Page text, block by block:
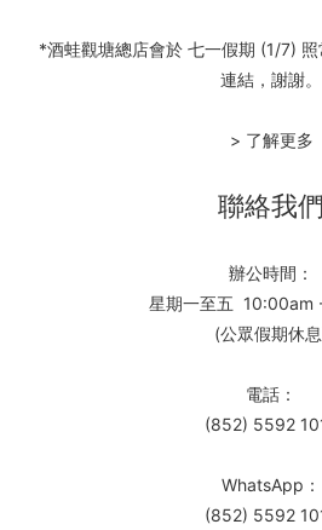
*酒蛙觀塘總店會於 七一假期 (1/7)
連結，謝謝。
> 了解更多
聯絡我們
辦公時間：
星期一至五 10:00am
(公眾假期休
電話：
(852) 5592
WhatsApp：
(852) 5592